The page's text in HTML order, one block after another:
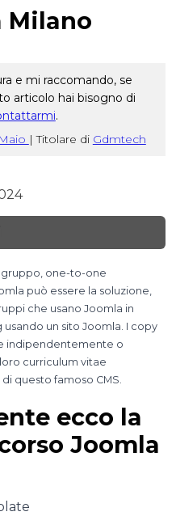
Milano
e mi raccomando, se
articolo hai bisogno di
.
| Titolare di Gdmtech
gruppo, one-to-one
può essere la soluzione,
che usano Joomla in
un sito Joomla. I copy
indipendentemente o
curriculum vitae
questo famoso CMS.
ecco la
Joomla